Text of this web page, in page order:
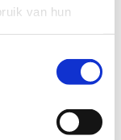
van hun